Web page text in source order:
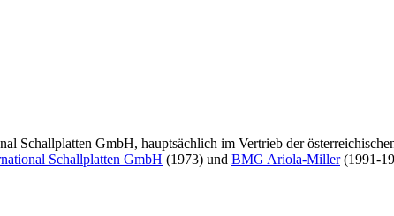
Schallplatten GmbH, hauptsächlich im Vertrieb der
Schallplatten GmbH (1973) und BMG Ariola-Miller(1991-